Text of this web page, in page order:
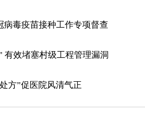
病毒疫苗接种工作专项督查
有效堵塞村级工程管理漏洞
方”促医院风清气正